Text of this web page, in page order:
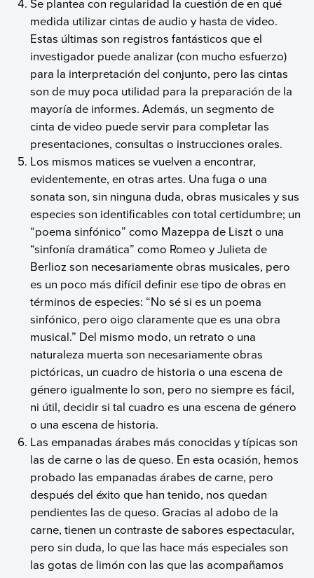
medida utilizar cintas de audio y hasta de video.
Estas últimas son registros fantásticos que el
investigador puede analizar (con mucho esfuerzo)
para la interpretación del conjunto, pero las cintas
son de muy poca utilidad para la preparación de la
mayoría de informes. Además, un segmento de
cinta de video puede servir para completar las
presentaciones, consultas o instrucciones orales.
Los mismos matices se vuelven a encontrar,
evidentemente, en otras artes. Una fuga o una
sonata son, sin ninguna duda, obras musicales y sus
especies son identificables con total certidumbre; un
“poema sinfónico” como Mazeppa de Liszt o una
“sinfonía dramática” como Romeo y Julieta de
Berlioz son necesariamente obras musicales, pero
es un poco más difícil definir ese tipo de obras en
términos de especies: “No sé si es un poema
sinfónico, pero oigo claramente que es una obra
musical.” Del mismo modo, un retrato o una
naturaleza muerta son necesariamente obras
pictóricas, un cuadro de historia o una escena de
género igualmente lo son, pero no siempre es fácil,
ni útil, decidir si tal cuadro es una escena de género
o una escena de historia.
Las empanadas árabes más conocidas y típicas son
las de carne o las de queso. En esta ocasión, hemos
probado las empanadas árabes de carne, pero
después del éxito que han tenido, nos quedan
pendientes las de queso. Gracias al adobo de la
carne, tienen un contraste de sabores espectacular,
pero sin duda, lo que las hace más especiales son
las gotas de limón con las que las acompañamos